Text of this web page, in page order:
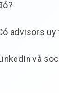
advisors uy
và